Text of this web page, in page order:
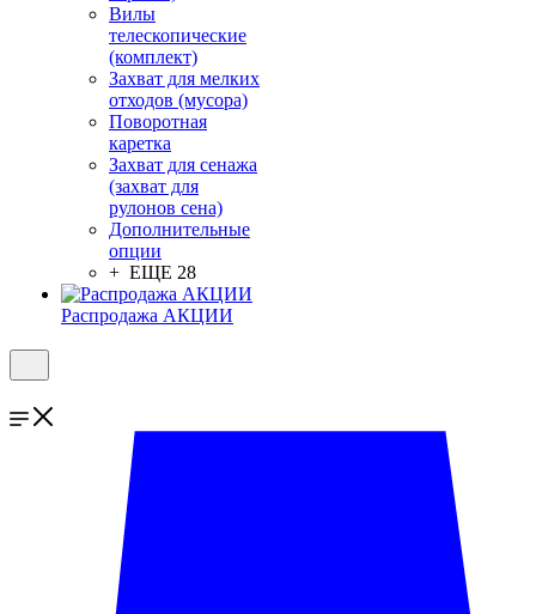
Вилы
телескопические
(комплект)
Захват для мелких
отходов (мусора)
Поворотная
каретка
Захват для сенажа
(захват для
рулонов сена)
Дополнительные
опции
+ ЕЩЕ 28
Распродажа АКЦИИ